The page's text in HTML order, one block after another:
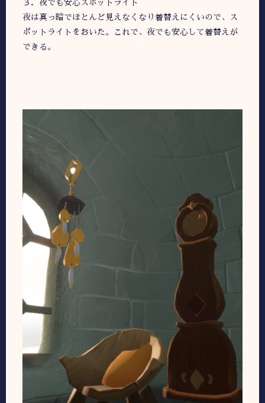
３．夜でも安心スポットライト
夜は真っ暗でほとんど見えなくなり着替えにくいので、ス
ポットライトをおいた。これで、夜でも安心して着替えが
できる。